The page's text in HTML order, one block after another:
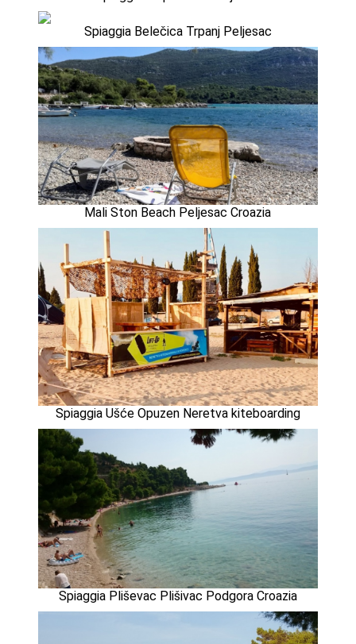
Spiaggia Belečica Trpanj Peljesac
Mali Ston Beach Peljesac Croazia
Spiaggia Ušće Opuzen Neretva kiteboarding
Spiaggia Pliševac Plišivac Podgora Croazia